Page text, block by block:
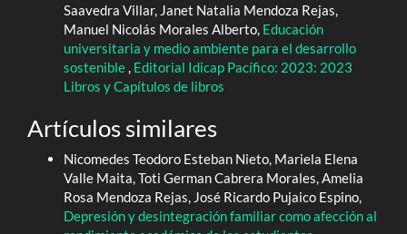
Saavedra Villar, Janet Natalia Mendoza Rejas,
Manuel Nicolás Morales Alberto, Educación
universitaria y medio ambiente para el desarrollo
sostenible Editorial Idicap Pacífico: 2023: 2023
Libros y Capítulos de libros
Artículos similares
Nicomedes Teodoro Esteban Nieto, Mariela Elena
Valle Maita, Toti German Cabrera Morales, Amelia
Rosa Mendoza Rejas, José Ricardo Pujaico Espino,
Depresión y desintegración familiar como afección al